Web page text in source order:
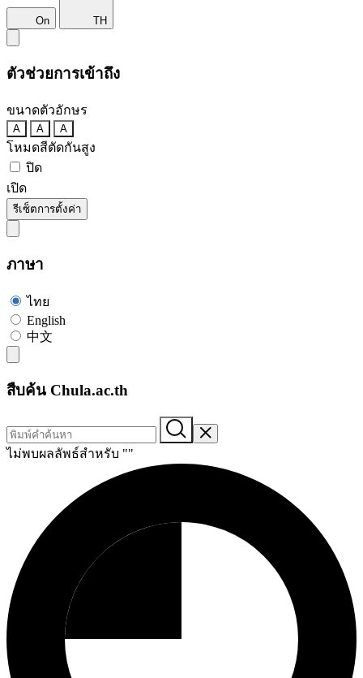
On TH
ตัวช่วยการเข้าถึง
ขนาดตัวอักษร
A A A
โหมดสีตัดกันสูง
ปิด
เปิด
รีเซ็ตการตั้งค่า
ภาษา
ไทย
English
中文
สืบค้น Chula.ac.th
ไม่พบผลลัพธ์สำหรับ ""